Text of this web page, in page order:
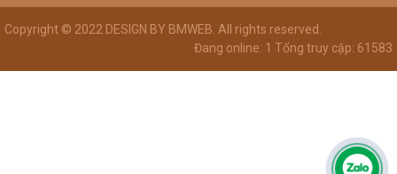
Copyright © 2022 DESIGN BY BMWEB. All rights reserved.
Đang online: 1 Tổng truy cập: 61583